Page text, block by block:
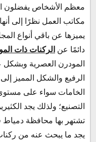
معظم الأشخاص يفضلون
مكاتب العمل نظرًا إلى
يميزها عن باقي أنواع
دائمًا عن الركنات ذات
المودرن العصرية وبشكل
الرفيع والشكل المميز
الخامات سواء على
التصنيع؛ ولذلك يجد
تشتهر بها محافظة
يجد ما يبحث عنه من